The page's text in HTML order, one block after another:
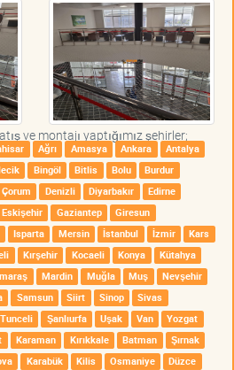
ve montajı yaptığımız şehirler;
Ağrı Amasya Ankara
Antalya
Bingöl Bitlis Bolu
Burdur
Çorum Denizli Diyarbakır
Edirne
Eskişehir Gaziantep
Giresun
Isparta Mersin İstanbul İzmir
Kars
Kırşehir Kocaeli Konya
Kütahya
Mardin Muğla Muş
Nevşehir
Samsun Siirt Sinop
Sivas
Tunceli Şanlıurfa Uşak Van
Yozgat
Karaman Kırıkkale Batman
Şırnak
Karabük Kilis Osmaniye Düzce